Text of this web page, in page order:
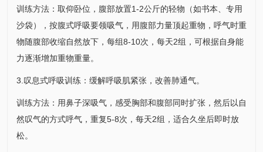
训练方法：取仰卧位，腹部放置1-2公斤的轻物（如书本、专用
沙袋），按腹式呼吸要领吸气，用腹部力量顶起重物，呼气时重
物随腹部收缩自然放下，每组8-10次，每天2组，可根据自身能
力逐渐增加重物重量。
3.叹息式呼吸训练：缓解呼吸肌紧张，改善肺通气。
训练方法：用鼻子深吸气，感受胸部和腹部同时扩张，然后以自
然叹气的方式呼气，重复5-8次，每天2组，适合久坐后即时放
松。